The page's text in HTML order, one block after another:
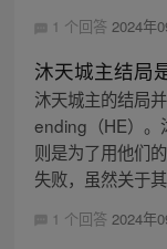
1 个回答 2024年
沐天城主结局
沐天城主的结局
ending（HE）。
则是为了用他们
失败，虽然关于
1 个回答 2024年